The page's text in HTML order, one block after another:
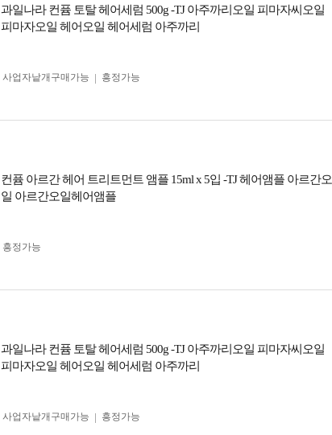
과일나라 컨퓸 토탈 헤어세럼 500g -TJ 아주까리오일 피마자씨오일
피마자오일 헤어오일 헤어세럼 아주까리
사업자 낱개구매가능 흥정가능
컨퓸 아르간 헤어 트리트먼트 앰플 15ml x 5입 -TJ 헤어앰플 아르간오
일 아르간오일헤어앰플
흥정가능
과일나라 컨퓸 토탈 헤어세럼 500g -TJ 아주까리오일 피마자씨오일
피마자오일 헤어오일 헤어세럼 아주까리
사업자 낱개구매가능 흥정가능